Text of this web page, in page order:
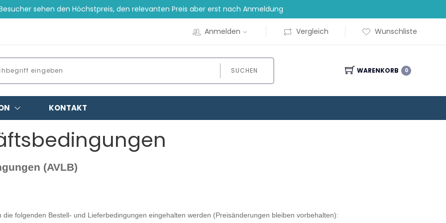
sehen den Höchstpreis, den relevanten Preis aber erst nach Anmeldung
Anmelden Vergleich Wunschliste
SUCHEN WARENKORB 0
KONTAKT
(AVLB)
folgenden Bestell- und Lieferbedingungen eingehalten werden (Preisänderungen bleiben vorbehalten):